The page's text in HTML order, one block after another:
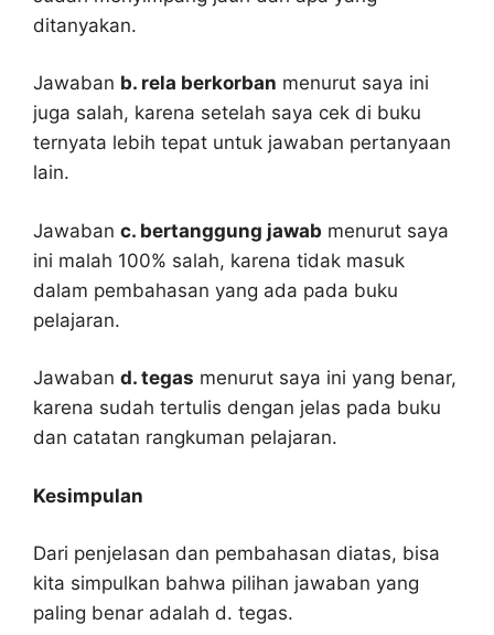
ditanyakan.
Jawaban b. rela berkorban menurut saya ini
juga salah, karena setelah saya cek di buku
ternyata lebih tepat untuk jawaban pertanyaan
lain.
Jawaban c. bertanggung jawab menurut saya
ini malah 100% salah, karena tidak masuk
dalam pembahasan yang ada pada buku
pelajaran.
Jawaban d. tegas menurut saya ini yang benar,
karena sudah tertulis dengan jelas pada buku
dan catatan rangkuman pelajaran.
Kesimpulan
Dari penjelasan dan pembahasan diatas, bisa
kita simpulkan bahwa pilihan jawaban yang
paling benar adalah d. tegas.